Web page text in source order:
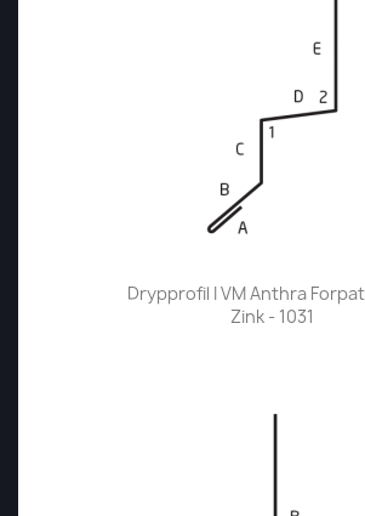
Drypprofil I VM Anthra
Zink - 1031